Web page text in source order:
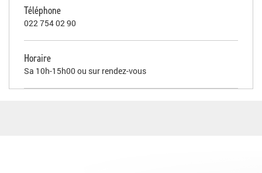
Téléphone
022 754 02 90
Horaire
Sa 10h-15h00 ou sur rendez-vous